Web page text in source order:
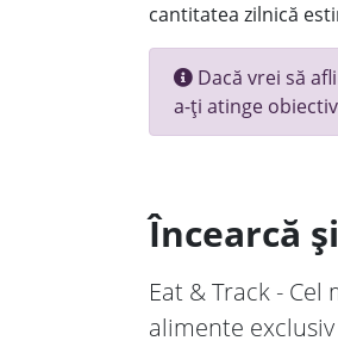
cantitatea zilnică
Dacă vrei să
a-ți atinge
Încearcă
Eat & Track -
alimente